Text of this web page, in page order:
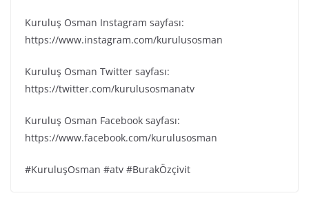
Kuruluş Osman Instagram sayfası:
https://www.instagram.com/kurulusosman
Kuruluş Osman Twitter sayfası:
https://twitter.com/kurulusosmanatv
Kuruluş Osman Facebook sayfası:
https://www.facebook.com/kurulusosman
#KuruluşOsman #atv #BurakÖzçivit